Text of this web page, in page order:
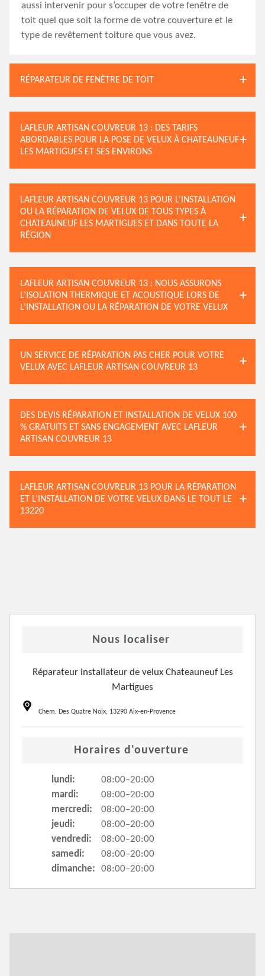
aussi intervenir pour s’occuper de votre fenêtre de
toit quel que soit la forme de votre couverture et le
type de revêtement toiture que vous avez.
RÉPARATEUR DE FENÊTRE DE TOIT
LAFLEUR ARTISAN COUVREUR 13 : DES TARIFS
ABORDABLES POUR LA POSE DE VELUX À CHATEAUNEUF
LES MARTIGUES ET SES ENVIRONS
LAFLEUR ARTISAN COUVREUR 13 POUR L’INSTALLATION
OU LA RÉPARATION DE VELUX DE TOUS TYPES À
CHATEAUNEUF LES MARTIGUES ET DANS TOUTE LA
RÉGION
LAFLEUR ARTISAN COUVREUR 13 : NOUS ASSURONS
L’ISOLATION THERMIQUE ET ACOUSTIQUE LORS DE
L’INSTALLATION OU LA RÉPARATION DE VOTRE VELUX
UN SERVICE DE RÉPARATION PAS CHER POUR VOTRE
VELUX AVEC LAFLEUR ARTISAN COUVREUR 13
DES DEVIS RÉPARATION ET INSTALLATION DE VELUX 100
% GRATUITS ET SANS ENGAGEMENT AVEC LAFLEUR
ARTISAN COUVREUR 13
LAFLEUR ARTISAN COUVREUR 13 POUR LA RÉPARATION
ET L’INSTALLATION DE VOTRE VELUX DANS LE TOUT LE
13220
Nous localiser
Réparateur installateur de velux Chateauneuf Les
Martigues
Chem. Des Quatre Noix, 13290 Aix-en-Provence
Horaires d'ouverture
lundi:
08:00–20:00
mardi:
08:00–20:00
mercredi:
08:00–20:00
jeudi:
08:00–20:00
vendredi:
08:00–20:00
samedi:
08:00–20:00
dimanche:
08:00–20:00